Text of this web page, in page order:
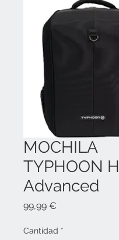
MOCHILA
TYPHOON H
Advanced
99,99 €
Cantidad *